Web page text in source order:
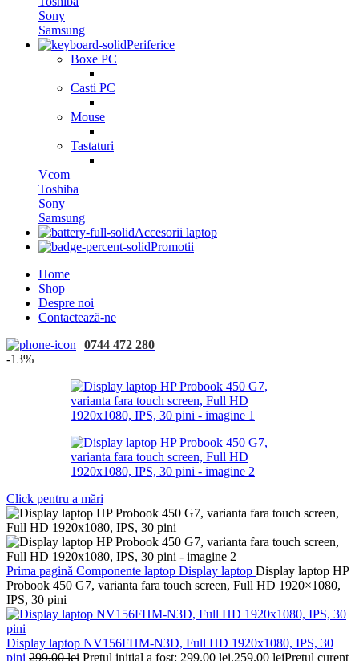
Sony
Samsung
Periferice
Boxe PC
Casti PC
Mouse
Tastaturi
Vcom
Toshiba
Sony
Samsung
Accesorii laptop
Promotii
Home
Shop
Despre noi
Contactează-ne
0744 472 280
-13%
Click pentru a mări
Prima pagină Componente laptop Display laptop Display laptop HP
Probook 450 G7, varianta fara touch screen, Full HD 1920×1080,
IPS, 30 pini
Display laptop NV156FHM-N3D, Full HD 1920x1080, IPS, 30
pini 299.00lei Prețul inițial a fost: 299.00 lei.259.00 leiPrețul curent